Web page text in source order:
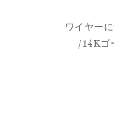
ワイヤー
/14Kゴ